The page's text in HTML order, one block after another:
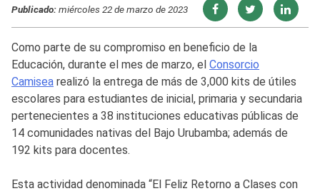
Publicado:miércoles 22 de marzo de 2023
Como parte de su compromiso en beneficio de la
Educación, durante el mes de marzo, el Consorcio
Camisea realizó la entrega de más de 3,000 kits de útiles
escolares para estudiantes de inicial, primaria y secundaria
pertenecientes a 38 instituciones educativas públicas de
14 comunidades nativas del Bajo Urubamba; además de
192 kits para docentes.
Esta actividad denominada “El Feliz Retorno a Clases con